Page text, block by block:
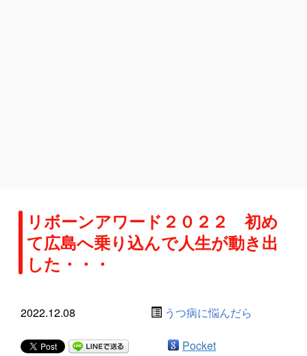
リボーンアワード２０２２ 初め
て広島へ乗り込んで人生が動き出
した・・・
2022.12.08 うつ病に悩んだら
Pocket